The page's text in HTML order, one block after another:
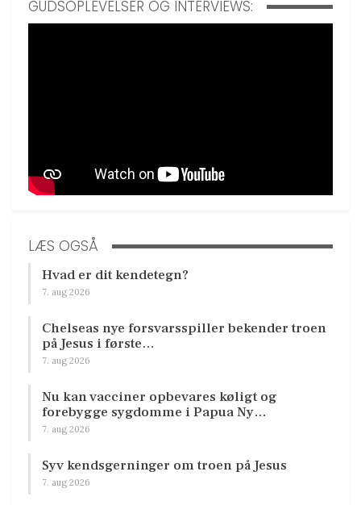
GUDSOPLEVELSER OG INTERVIEWS:
LÆS OGSÅ
Hvad er dit kendetegn?
7. aug 2026
Chelseas nye forsvarsspiller bekender troen
på Jesus i første…
7. aug 2026
Nu kan vacciner opbevares køligt og
forebygge sygdomme i Papua Ny…
7. aug 2026
Syv kendsgerninger om troen på Jesus
7. aug 2026